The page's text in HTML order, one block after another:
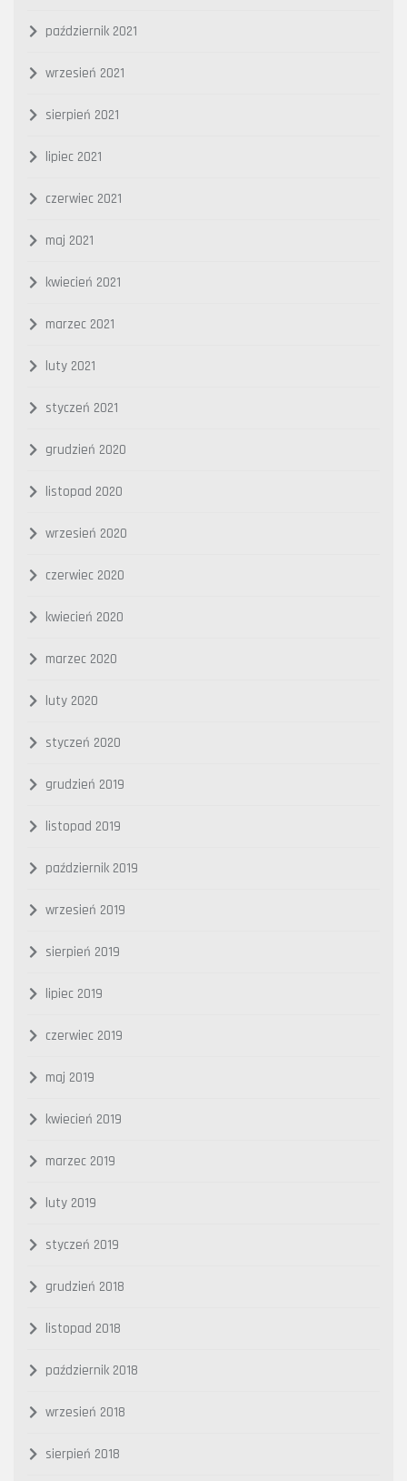
październik 2021
wrzesień 2021
sierpień 2021
lipiec 2021
czerwiec 2021
maj 2021
kwiecień 2021
marzec 2021
luty 2021
styczeń 2021
grudzień 2020
listopad 2020
wrzesień 2020
czerwiec 2020
kwiecień 2020
marzec 2020
luty 2020
styczeń 2020
grudzień 2019
listopad 2019
październik 2019
wrzesień 2019
sierpień 2019
lipiec 2019
czerwiec 2019
maj 2019
kwiecień 2019
marzec 2019
luty 2019
styczeń 2019
grudzień 2018
listopad 2018
październik 2018
wrzesień 2018
sierpień 2018